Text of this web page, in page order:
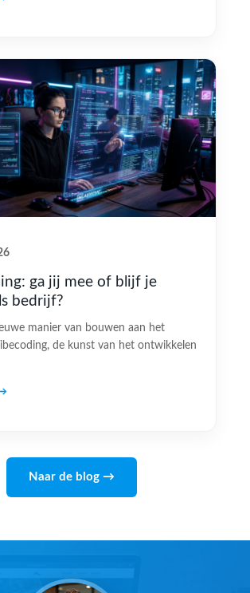
ga jij mee of blijf je
bedrijf?
manier van bouwen aan het
de kunst van het ontwikkelen
Naar de blog →